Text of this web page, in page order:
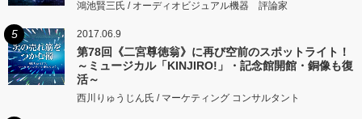
鴻池賢三氏 / オーディオビジュアル機器 評論家
5 2017.06.9
第78回《二宮尊徳翁》に再び空前のスポットライト！
～ミュージカル「KINJIRO!」・記念館開館・銅像も復
活～
西川りゅうじん氏 / マーケティング コンサルタント